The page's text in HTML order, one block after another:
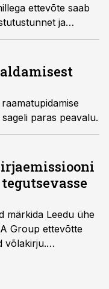
ettevõte saab
ja
isegi selliseid
jaoks aasta
läbi lugemata.
paras peavalu.
märkida Leedu ühe
Group ettevõtte
võlakirju.